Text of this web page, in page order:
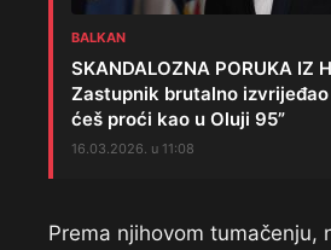
BALKAN
SKANDALOZNA PORUKA IZ
Zastupnik brutalno
ćeš proći kao u Oluji 95”
16.03.2026. u 11:08
Prema njihovom tumačenju,